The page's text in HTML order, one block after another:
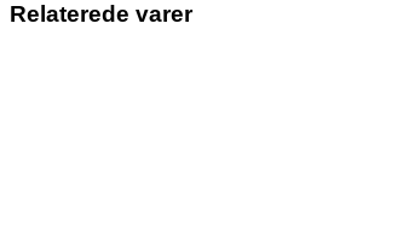
Relaterede varer